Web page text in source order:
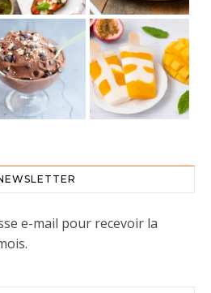
e-mail pour recevoir la